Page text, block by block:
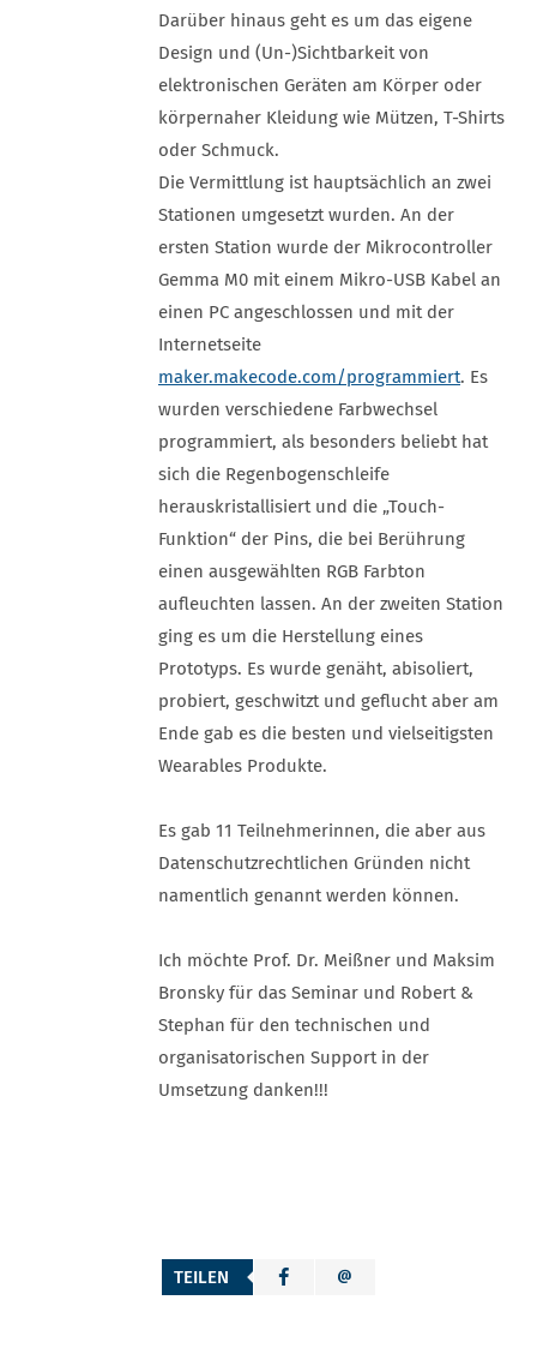
Darüber hinaus geht es um das eigene
Design und (Un-)Sichtbarkeit von
elektronischen Geräten am Körper oder
körpernaher Kleidung wie Mützen, T-Shirts
oder Schmuck.
Die Vermittlung ist hauptsächlich an zwei
Stationen umgesetzt wurden. An der
ersten Station wurde der Mikrocontroller
Gemma M0 mit einem Mikro-USB Kabel an
einen PC angeschlossen und mit der
Internetseite
maker.makecode.com/programmiert. Es
wurden verschiedene Farbwechsel
programmiert, als besonders beliebt hat
sich die Regenbogenschleife
herauskristallisiert und die „Touch-
Funktion“ der Pins, die bei Berührung
einen ausgewählten RGB Farbton
aufleuchten lassen. An der zweiten Station
ging es um die Herstellung eines
Prototyps. Es wurde genäht, abisoliert,
probiert, geschwitzt und geflucht aber am
Ende gab es die besten und vielseitigsten
Wearables Produkte.
Es gab 11 Teilnehmerinnen, die aber aus
Datenschutzrechtlichen Gründen nicht
namentlich genannt werden können.
Ich möchte Prof. Dr. Meißner und Maksim
Bronsky für das Seminar und Robert &
Stephan für den technischen und
organisatorischen Support in der
Umsetzung danken!!!
TEILEN